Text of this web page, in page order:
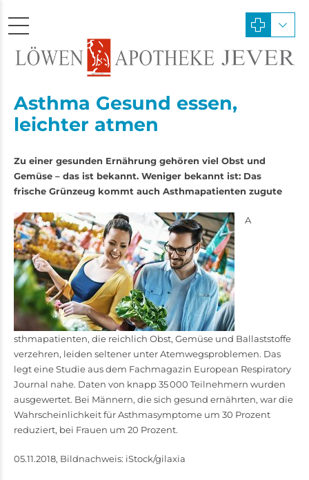
Asthma Gesund essen,
leichter atmen
Zu einer gesunden Ernährung gehören viel Obst und
Gemüse – das ist bekannt. Weniger bekannt ist: Das
frische Grünzeug kommt auch Asthmapatienten zugute
A
sthmapatienten, die reichlich Obst, Gemüse und Ballaststoffe
verzehren, leiden seltener unter Atem­wegs­pro­blemen. Das
legt eine Studie aus dem Fachmagazin European Respiratory
Journal nahe. Daten von knapp 35 000 Teilnehmern wurden
ausgewertet. Bei Männern, die sich gesund ernährten, war die
Wahrscheinlichkeit für Asthmasymptome um 30 Prozent
reduziert, bei Frauen um 20 Prozent.
05.11.2018, Bildnachweis: iStock/gilaxia